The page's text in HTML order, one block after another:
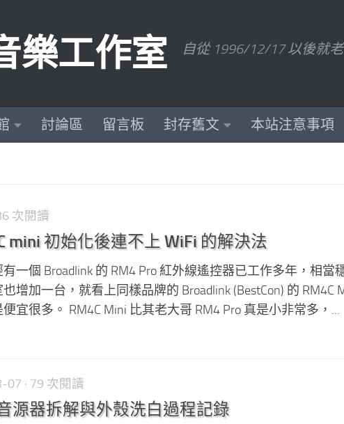
樂工作室 自從 1996/12/17 以後就
討論區 留言板 封存舊文 本站注意事項
次閱讀
mini 初始化後連不上 WiFi 的解決法
一個 Broadlink 的 RM4 Pro 紅外線遙控器已工作多年，相當
增加一台，就看上同樣品牌的 Broadlink (BestCon) 的 RM4C
宜很多。 RM4C Mini 比其老大哥 RM4 Pro 真是小非常多，...
07 · 79 次閱讀
源器拆解與外殼洗白過程記錄